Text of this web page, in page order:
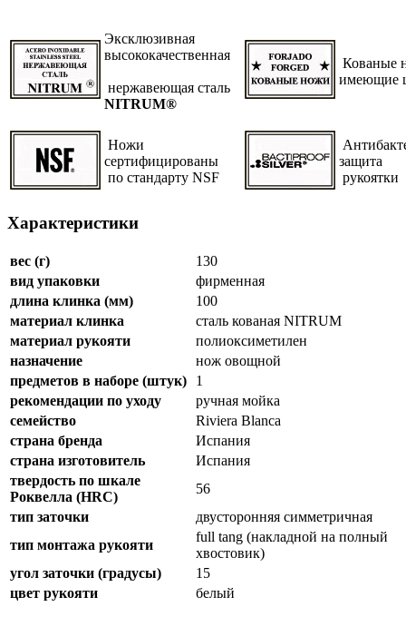
Эксклюзивная
высококачественная
нержавеющая сталь
NITRUM®
Кованые
имеющие
Ножи
сертифицированы
по стандарту NSF
защита
рукоятки
Характеристики
вес (г)
130
вид упаковки
фирменная
длина клинка (мм)
100
материал клинка
сталь кованая NITRUM
материал рукояти
полиоксиметилен
назначение
нож овощной
предметов в наборе (штук)
1
рекомендации по уходу
ручная мойка
семейство
Riviera Blanca
страна бренда
Испания
страна изготовитель
Испания
твердость по шкале
Роквелла (HRC)
56
тип заточки
двусторонняя симметричная
тип монтажа рукояти
full tang (накладной на полный
хвостовик)
угол заточки (градусы)
15
цвет рукояти
белый